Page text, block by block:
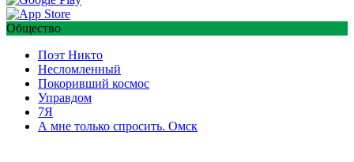
Общество
Поэт Никто
Несломленный
Покоривший космос
Управдом
7Я
А мне только спросить. Омск